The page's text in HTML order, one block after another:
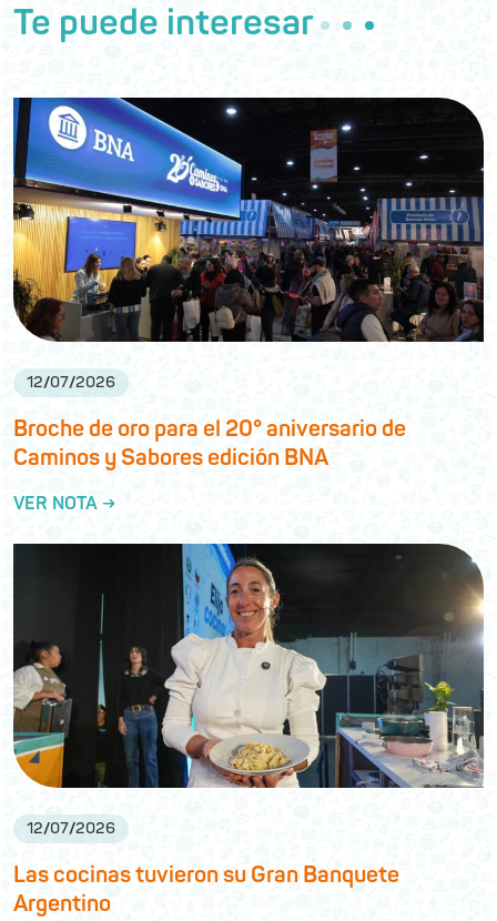
Te puede interesar
12/07/2026
Broche de oro para el 20° aniversario de
Caminos y Sabores edición BNA
VER NOTA →
12/07/2026
Las cocinas tuvieron su Gran Banquete
Argentino